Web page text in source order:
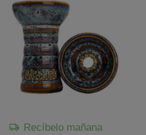
Recíbelo mañana